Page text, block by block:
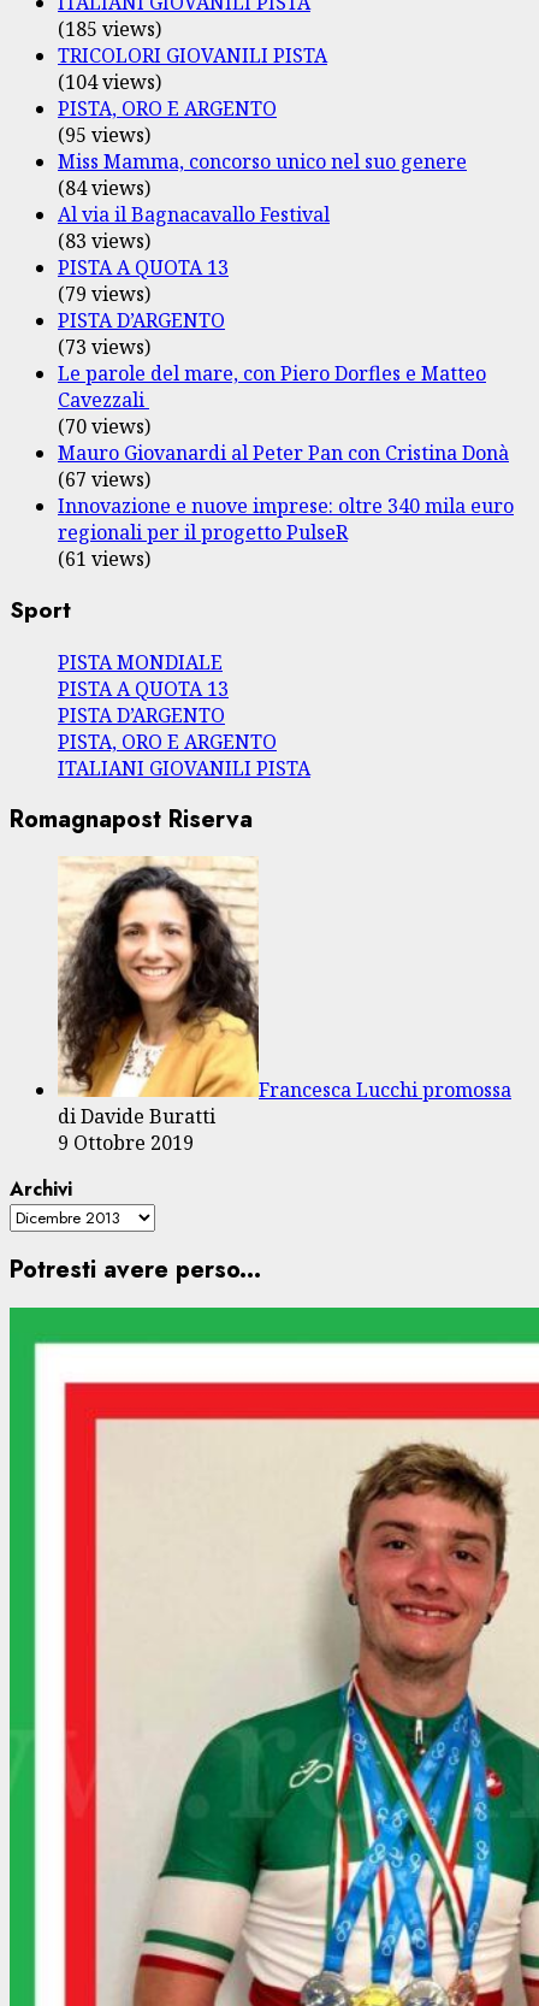
(185 views)
TRICOLORI GIOVANILI PISTA
(104 views)
PISTA, ORO E ARGENTO
(95 views)
Miss Mamma, concorso unico nel suo genere
(84 views)
Al via il Bagnacavallo Festival
(83 views)
PISTA A QUOTA 13
(79 views)
PISTA D’ARGENTO
(73 views)
Le parole del mare, con Piero Dorfles e Matteo
Cavezzali
(70 views)
Mauro Giovanardi al Peter Pan con Cristina Donà
(67 views)
Innovazione e nuove imprese: oltre 340 mila euro
regionali per il progetto PulseR
(61 views)
Sport
PISTA MONDIALE
PISTA A QUOTA 13
PISTA D’ARGENTO
PISTA, ORO E ARGENTO
ITALIANI GIOVANILI PISTA
Romagnapost Riserva
Francesca Lucchi promossa
di Davide Buratti
9 Ottobre 2019
Archivi
Potresti avere perso...